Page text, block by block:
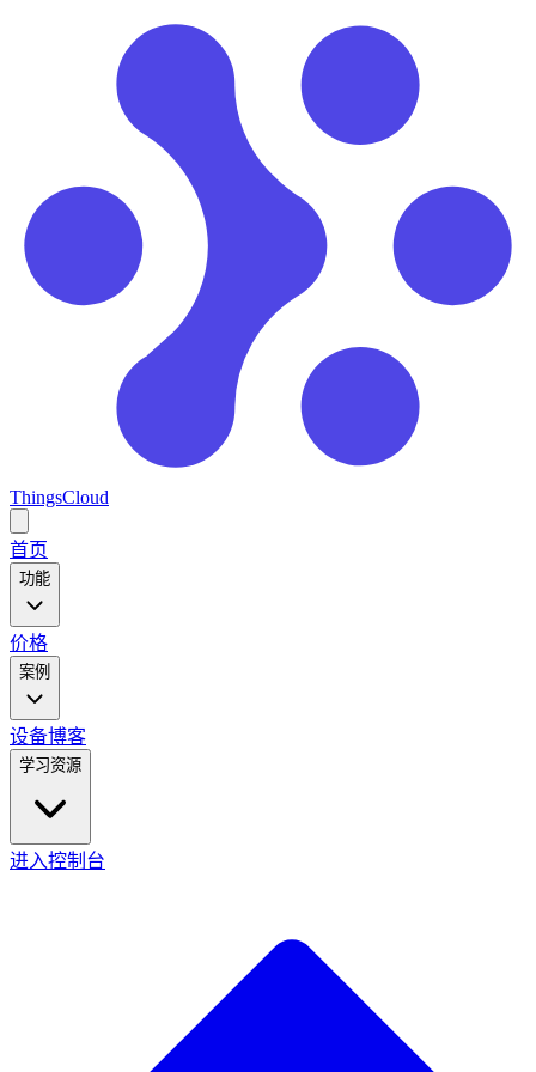
ThingsCloud
main
menu
首页
功能
价格
案例
设备博客
学习资源
进入控制台